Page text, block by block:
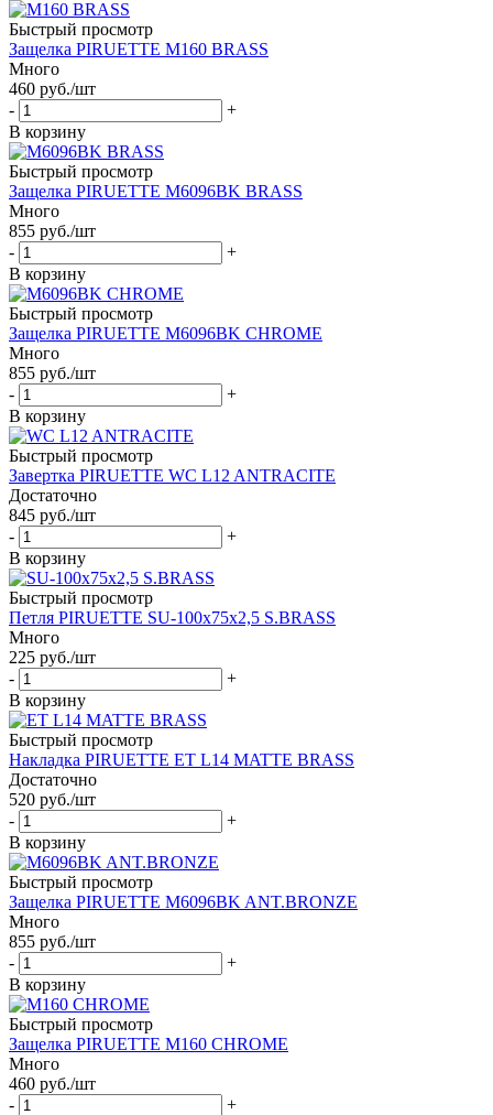
Быстрый просмотр
Защелка PIRUETTE M160 BRASS
Много
460 руб./шт
-
+
В корзину
Быстрый просмотр
Защелка PIRUETTE M6096BK BRASS
Много
855 руб./шт
-
+
В корзину
Быстрый просмотр
Защелка PIRUETTE M6096BK CHROME
Много
855 руб./шт
-
+
В корзину
Быстрый просмотр
Завертка PIRUETTE WC L12 ANTRACITE
Достаточно
845 руб./шт
-
+
В корзину
Быстрый просмотр
Петля PIRUETTE SU-100x75x2,5 S.BRASS
Много
225 руб./шт
-
+
В корзину
Быстрый просмотр
Накладка PIRUETTE ET L14 MATTE BRASS
Достаточно
520 руб./шт
-
+
В корзину
Быстрый просмотр
Защелка PIRUETTE M6096BK ANT.BRONZE
Много
855 руб./шт
-
+
В корзину
Быстрый просмотр
Защелка PIRUETTE M160 CHROME
Много
460 руб./шт
-
+